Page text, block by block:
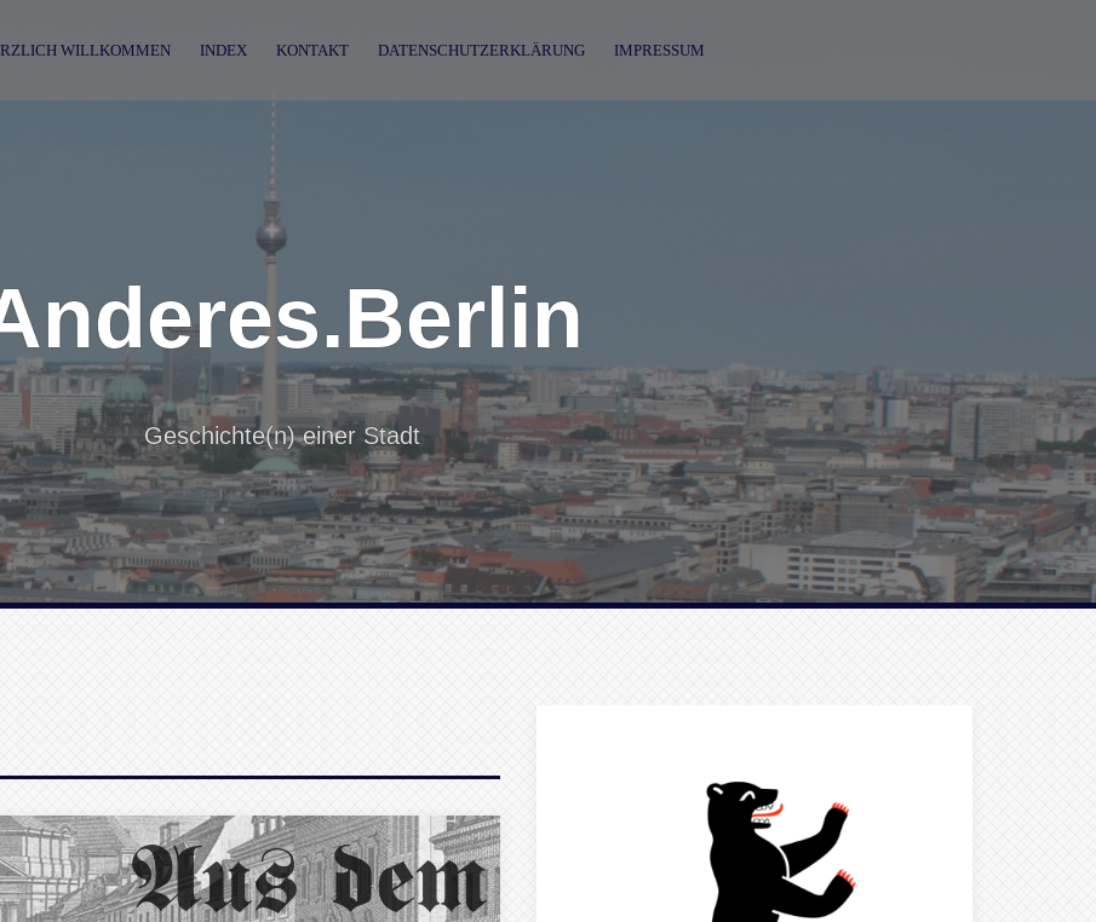
WILLKOMMEN INDEX KONTAKT DATENSCHUTZERKLÄRUNG IMPRESSUM
Geschichte(n) einer Stadt